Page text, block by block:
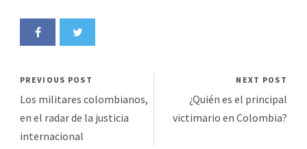
PREVIOUS POST
Los militares colombianos,
en el radar de la justicia
internacional
NEXT POST
¿Quién es el principal
victimario en Colombia?